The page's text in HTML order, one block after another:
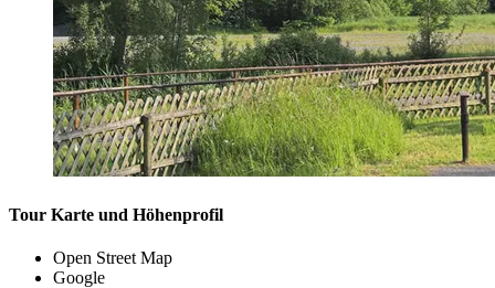
Tour Karte und Höhenprofil
Open Street Map
Google